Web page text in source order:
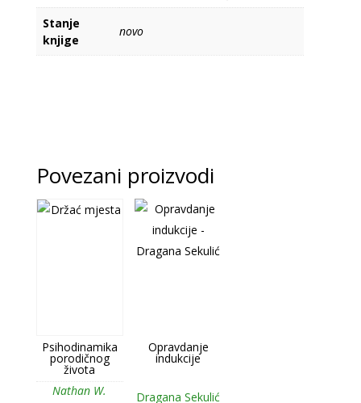
Stanje
knjige
novo
Povezani proizvodi
Psihodinamika
porodičnog
života
Nathan W.
Opravdanje
indukcije
Dragana Sekulić